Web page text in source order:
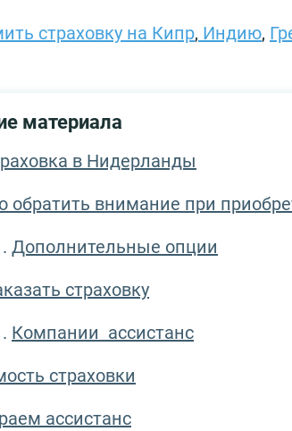
страховку на Кипр, Индию,
материала
в Нидерланды
обратить внимание при
Дополнительные опции
страховку
Компании ассистанс
страховки
ассистанс